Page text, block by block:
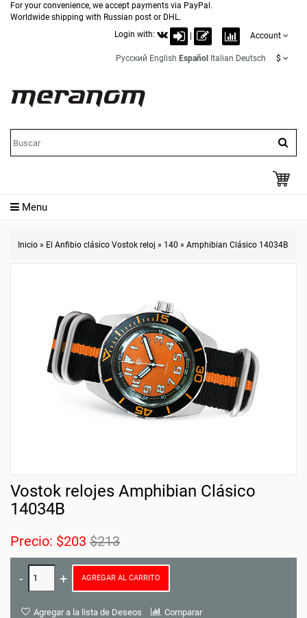
For your convenience, we accept payments via PayPal.
Worldwide shipping with Russian post or DHL.
Login with:
Account
Русский English Español Italian Deutsch $
Menu
Inicio » El Anfibio clásico Vostok reloj » 140 » Amphibian Clásico 14034B
Vostok relojes Amphibian Clásico
14034B
Precio: $203 $213
AGREGAR AL CARRITO
Agregar a la lista de Deseos Comparar